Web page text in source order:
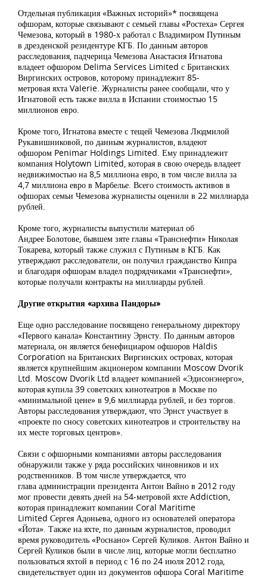
Отдельная публикация «Важных историй»* посвящена
офшорам, которые связывают с семьей главы «Ростеха» Сергея
Чемезова, который в 1980-х работал с Владимиром Путиным
в дрезденской резидентуре КГБ. По данным авторов
расследования, падчерица Чемезова Анастасия Игнатова
владеет офшором Delima Services Limited с Британских
Виргинских островов, которому принадлежит 85-
метровая яхта Valerie. Журналисты ранее сообщали, что у
Игнатовой есть также вилла в Испании стоимостью 15
миллионов евро.
Кроме того, Игнатова вместе с тещей Чемезова Людмилой
Рукавишниковой, по данным журналистов, владеют
офшором Penimar Holdings Limited. Ему принадлежит
компания Holytown Limited, которая в свою очередь владеет
недвижимостью на 8,5 миллиона евро, в том числе вилла за
4,7 миллиона евро в Марбелье. Всего стоимость активов в
офшорах семьи Чемезова журналисты оценили в 22 миллиарда
рублей.
Кроме того, журналисты выпустили материал об
Андрее Болотове, бывшем зяте главы «Транснефти» Николая
Токарева, который также служил с Путиным в КГБ. Как
утверждают расследователи, он получил гражданство Кипра
и благодаря офшорам владел подрядчиками «Транснефти»,
которые получали контракты на миллиарды рублей.
Другие открытия «архива Пандоры»
Еще одно расследование посвящено генеральному директору
«Первого канала» Константину Эрнсту. По данным авторов
материала, он является бенефициаром офшоров Haldis
Corporation на Британских Виргинских островах, которая
является крупнейшим акционером компании Moscow Dvorik
Ltd. Moscow Dvorik Ltd владеет компанией «Эдисонэнерго»,
которая купила 39 советских кинотеатров в Москве по
«минимальной цене» в 9,6 миллиарда рублей, и без торгов.
Авторы расследования утверждают, что Эрнст участвует в
«проекте по сносу советских кинотеатров и строительству на
их месте торговых центров».
Связи с офшорными компаниями авторы расследования
обнаружили также у ряда российских чиновников и их
родственников. В том числе утверждается, что
глава администрации президента Антон Вайно в 2012 году
мог провести девять дней на 54-метровой яхте Addiction,
которая принадлежит компании Coral Maritime
Limited Сергея Адоньева, одного из основателей оператора
«Йота». Также на яхте, по данным журналистов, проводил
время руководитель «Роснано» Сергей Куликов. Антон Вайно и
Сергей Куликов были в числе лиц, которые могли бесплатно
пользоваться яхтой в период с 16 по 24 июля 2012 года,
свидетельствует один из документов офшора Coral Maritime